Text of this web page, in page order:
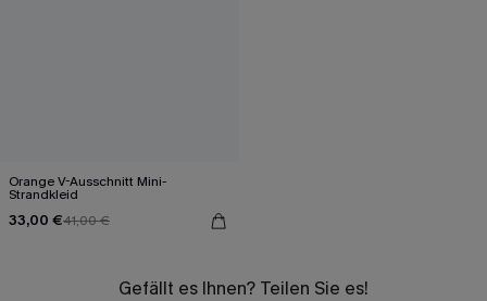
Orange V-Ausschnitt Mini-
Strandkleid
33,00 €41,00 €
Gefällt es Ihnen? Teilen Sie es!